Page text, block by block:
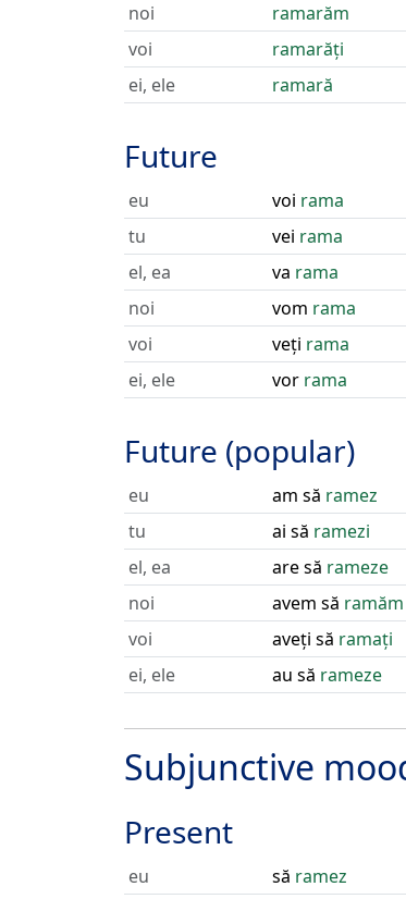
noi
ramarăm
voi
ramarăți
ei, ele
ramară
Future
eu voi rama
tu
vei rama
el, ea
va rama
noi
vom rama
voi
veți rama
ei, ele
vor rama
Future (popular)
eu am să ramez
tu
ai să ramezi
el, ea
are să rameze
noi
avem să ramăm
voi
aveți să ramați
ei, ele
au să rameze
Subjunctive
Present
eu să ramez